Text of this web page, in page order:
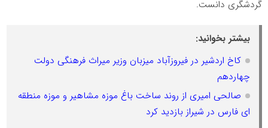
گردشگری دانست.
بیشتر بخوانید:
کاخ اردشیر در فیروزآباد میزبان وزیر میراث فرهنگی دولت
چهاردهم
صالحی امیری از روند ساخت باغ موزه مشاهیر و موزه منطقه
ای فارس در شیراز بازدید کرد